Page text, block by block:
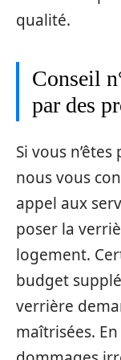
qualité.
Conseil
par des
Si vous
nous vous
appel aux
poser la
logement.
budget
verrière
maîtrisées.